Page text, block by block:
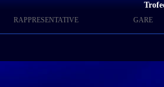
RAPPRESENTATIVE GARE